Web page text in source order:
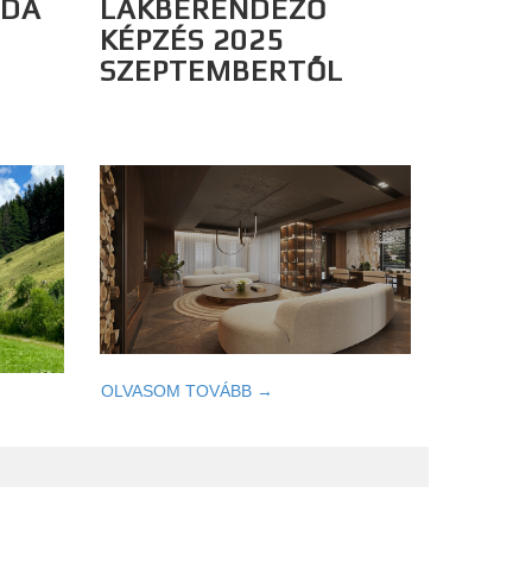
LAKBERENDEZŐ
KÉPZÉS 2025
SZEPTEMBERTŐL
OLVASOM TOVÁBB →